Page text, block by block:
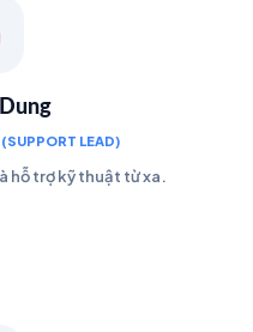
LEAD)
hỗ trợ kỹ thuật từ xa.